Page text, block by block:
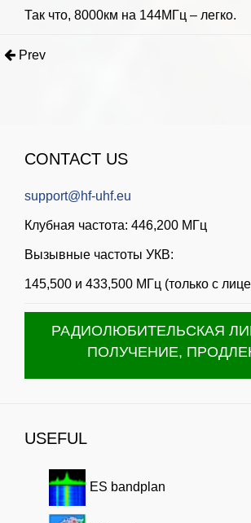
Так что, 8000км на 144МГц – легко.
Prev
CONTACT US
support@hf-uhf.eu
Клубная частота: 446,200 МГц
Вызывные частоты УКВ:
145,500 и 433,500 МГц (только с
РАДИОЛЮБИТЕЛЬСКАЯ
ПОЛУЧЕНИЕ,
USEFUL
ES bandplan